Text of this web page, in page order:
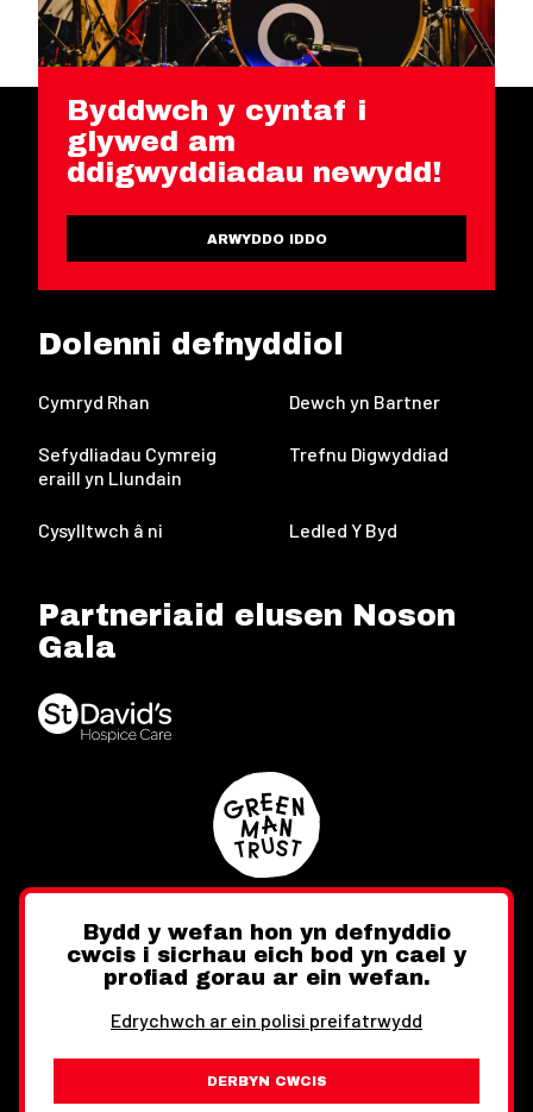
Byddwch y cyntaf i
glywed am
ddigwyddiadau newydd!
ARWYDDO IDDO
Dolenni defnyddiol
Cymryd Rhan Dewch yn Bartner
Sefydliadau Cymreig
eraill yn Llundain
Trefnu Digwyddiad
Cysylltwch â ni Ledled Y Byd
Partneriaid elusen Noson
Gala
Twitter FacebookInstagram
Bydd y wefan hon yn defnyddio
cwcis i sicrhau eich bod yn cael y
profiad gorau ar ein wefan.
Edrychwch ar ein polisi preifatrwydd
DERBYN CWCIS